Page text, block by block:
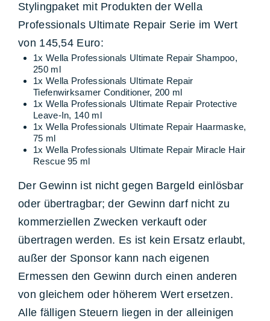
Stylingpaket mit Produkten der Wella
Professionals Ultimate Repair Serie im Wert
von 145,54 Euro:
1x Wella Professionals Ultimate Repair Shampoo,
250 ml
1x Wella Professionals Ultimate Repair
Tiefenwirksamer Conditioner, 200 ml
1x Wella Professionals Ultimate Repair Protective
Leave-In, 140 ml
1x Wella Professionals Ultimate Repair Haarmaske,
75 ml
1x Wella Professionals Ultimate Repair Miracle Hair
Rescue 95 ml
Der Gewinn ist nicht gegen Bargeld einlösbar
oder übertragbar; der Gewinn darf nicht zu
kommerziellen Zwecken verkauft oder
übertragen werden. Es ist kein Ersatz erlaubt,
außer der Sponsor kann nach eigenen
Ermessen den Gewinn durch einen anderen
von gleichem oder höherem Wert ersetzen.
Alle fälligen Steuern liegen in der alleinigen